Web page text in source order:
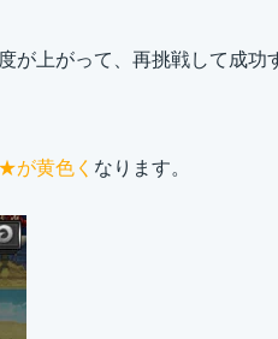
が上がって、再挑戦して成功
★が黄色く なります。